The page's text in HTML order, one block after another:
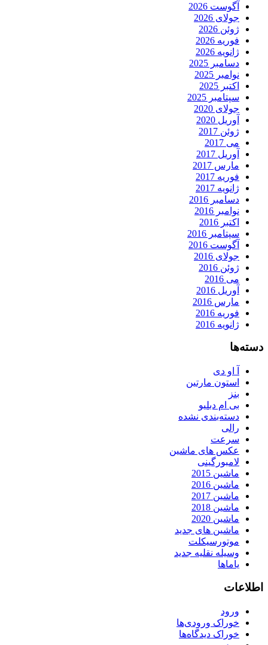
آگوست 2026
جولای 2026
ژوئن 2026
فوریه 2026
ژانویه 2026
دسامبر 2025
نوامبر 2025
اکتبر 2025
سپتامبر 2025
جولای 2020
آوریل 2020
ژوئن 2017
می 2017
آوریل 2017
مارس 2017
فوریه 2017
ژانویه 2017
دسامبر 2016
نوامبر 2016
اکتبر 2016
سپتامبر 2016
آگوست 2016
جولای 2016
ژوئن 2016
می 2016
آوریل 2016
مارس 2016
فوریه 2016
ژانویه 2016
دسته‌ها
آ او دی
استون مارتین
بنز
بی ام دبلیو
دسته‌بندی نشده
رالی
سرعت
عکس های ماشین
لامبورگینی
ماشین 2015
ماشین 2016
ماشین 2017
ماشین 2018
ماشین 2020
ماشین های جدید
موتورسیکلت
وسیله نقلیه جدید
یاماها
اطلاعات
ورود
خوراک ورودی‌ها
خوراک دیدگاه‌ها